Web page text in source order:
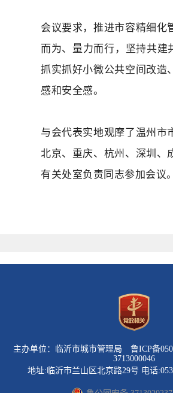
会议要求，推进市容精细化
而为、量力而行， 坚持共建
抓实抓好小微公共空间改造
感和安全感。
与会代表实地观摩了温州市
北京、重庆、杭州、深圳、
有关处室负责同志参加会议。
主办单位：临沂市城市管理局 鲁ICP备
3713000046
地址:临沂市兰山区北京路29号 电话